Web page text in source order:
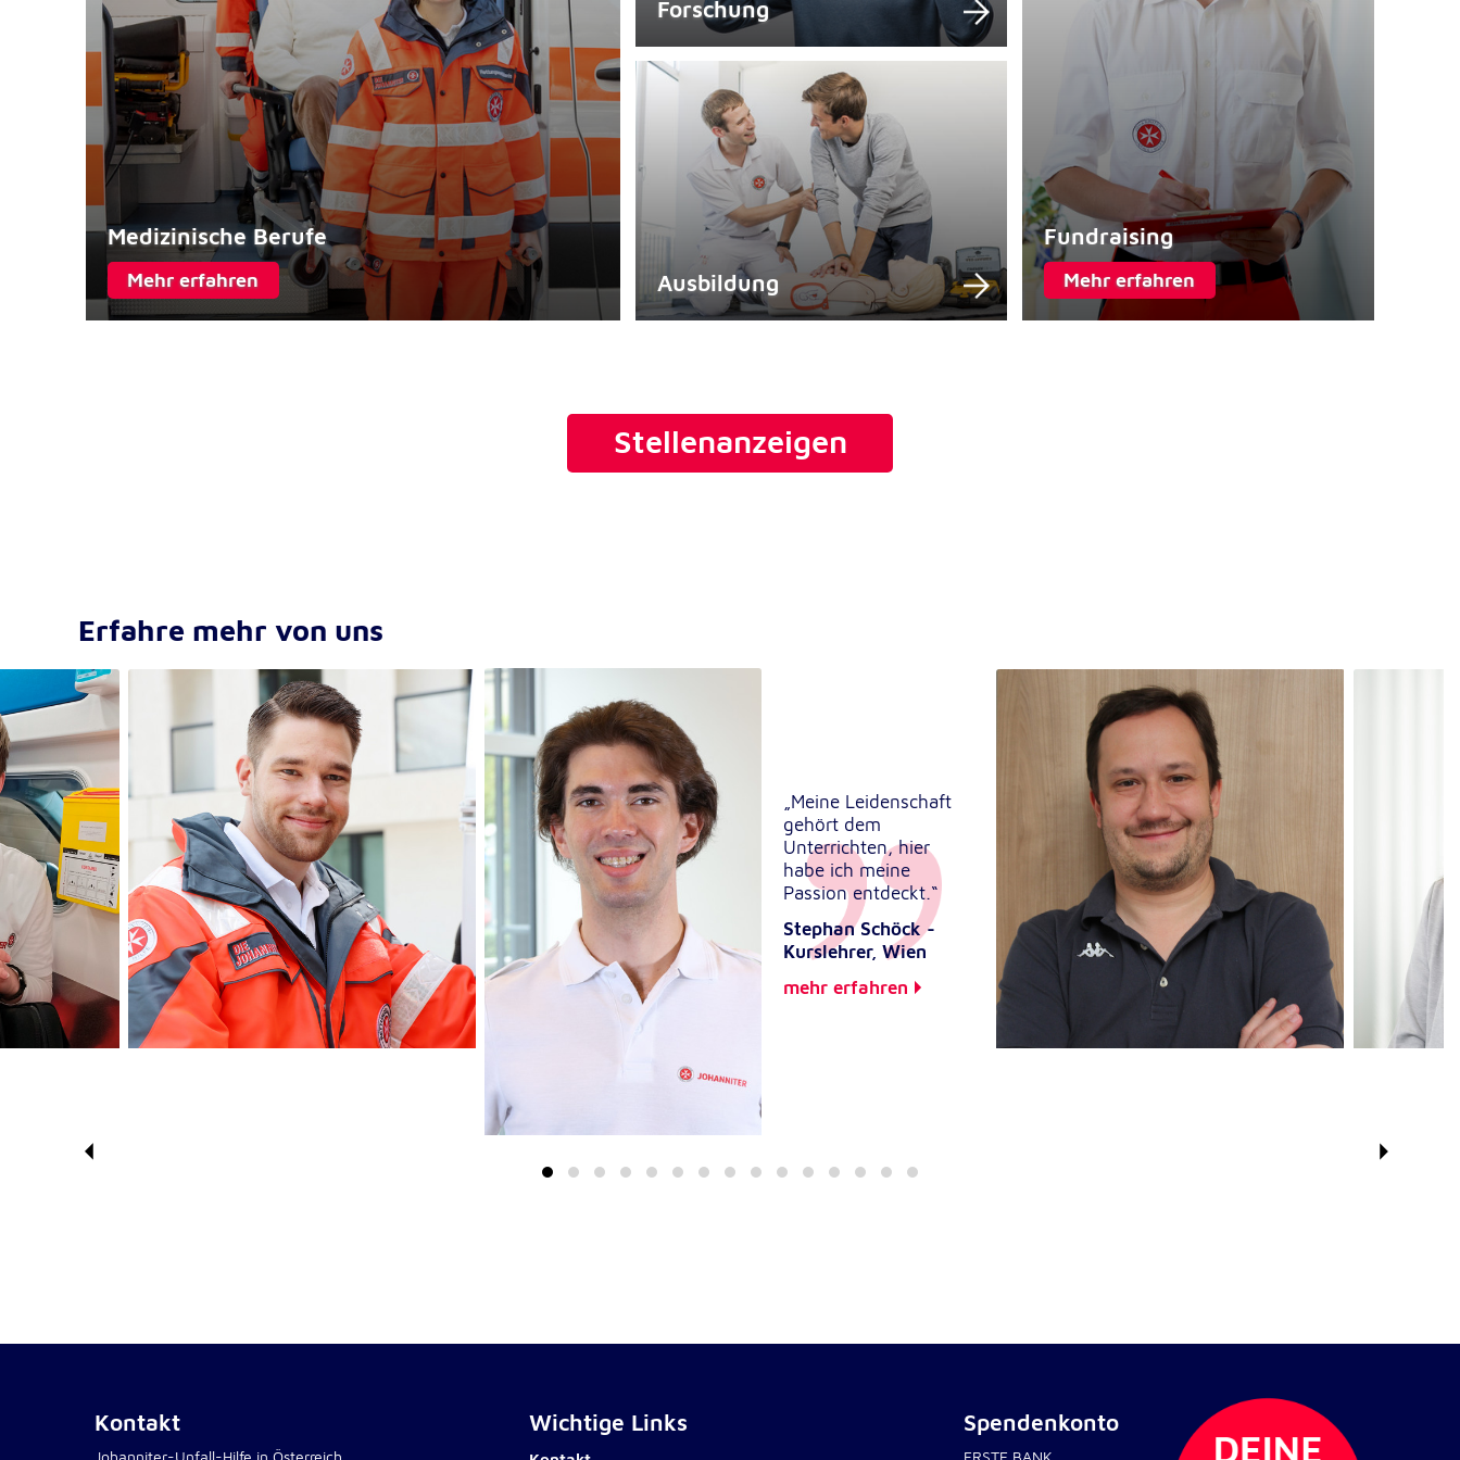
Medizinische Berufe
Mehr erfahren
Forschung
Ausbildung
Fundraising
Mehr erfahren
Stellenanzeigen
Erfahre mehr von uns
„Meine Leidenschaft
gehört dem
Unterrichten, hier
habe ich meine
Passion entdeckt.“
Stephan Schöck -
Kurslehrer, Wien
mehr erfahren
Kontakt Wichtige Links Spendenkonto
Name: NID
Anbieter: Google LLC
Zweck: Einbinden von interaktiven Google Karten
Cookie Laufzeit: 6 Monate